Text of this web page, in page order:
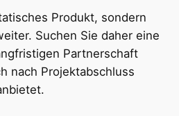
Produkt, sondern
Suchen Sie daher eine
Partnerschaft
nach Projektabschluss